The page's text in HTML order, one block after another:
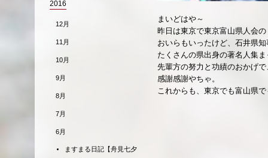
まいどはや～
昨日は東京で東京富山県人会
おいらもいったけど、石井県
たくさんの県出身の著名人集
先輩方の努力と功績のおかげ
感謝感謝やちゃ。
これからも、東京でも富山県
2016
12月
11月
10月
9月
8月
7月
6月
ますまる日記【舟見七夕